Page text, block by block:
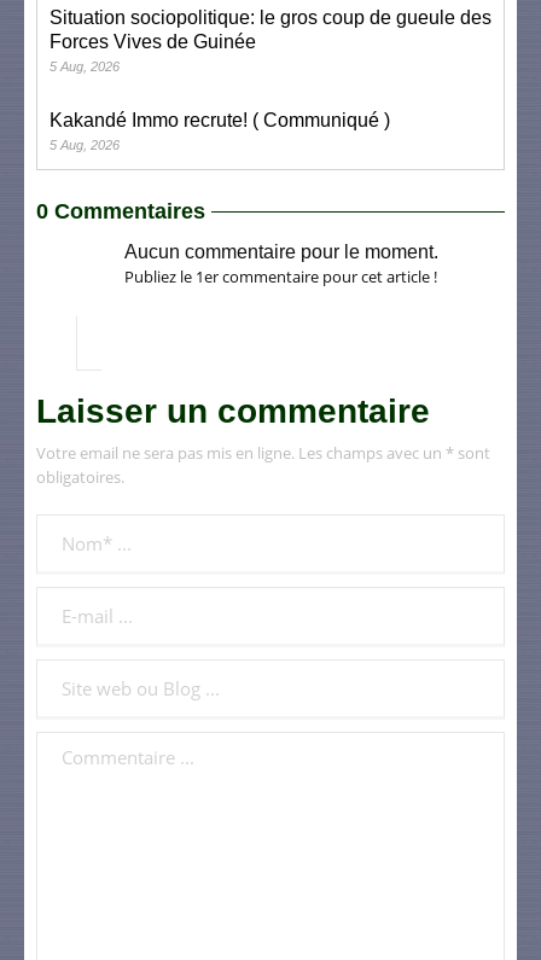
Situation sociopolitique: le gros coup de gueule des
Forces Vives de Guinée
5 Aug, 2026
Kakandé Immo recrute! ( Communiqué )
5 Aug, 2026
0 Commentaires
Aucun commentaire pour le moment.
Publiez le 1er commentaire pour cet article !
Laisser un commentaire
Votre email ne sera pas mis en ligne. Les champs avec un * sont
obligatoires.